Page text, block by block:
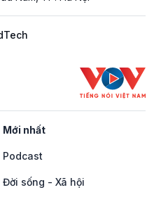
Mới nhất
Podcast
Đời sống - Xã hội